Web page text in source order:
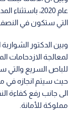
عام 2020،
التي ستكون في النصف
وبين الدكتور
لمعالجة الازدحامات
الى جانب رفع كفاءة
مملوكة للأمانة.